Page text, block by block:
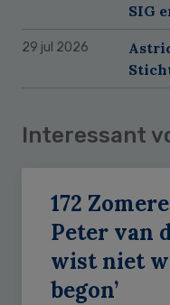
SIG
29 jul 2026
Interessant
172
Peter van
wist niet
begon’